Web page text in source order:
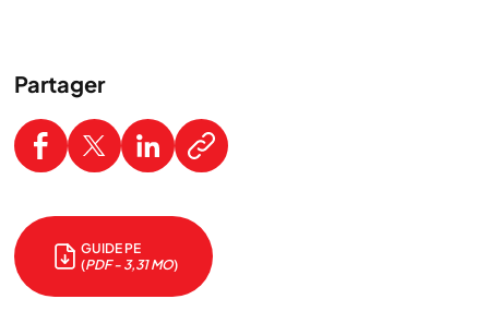
Partager
GUIDE PE
(PDF - 3,31 MO)
demandé....